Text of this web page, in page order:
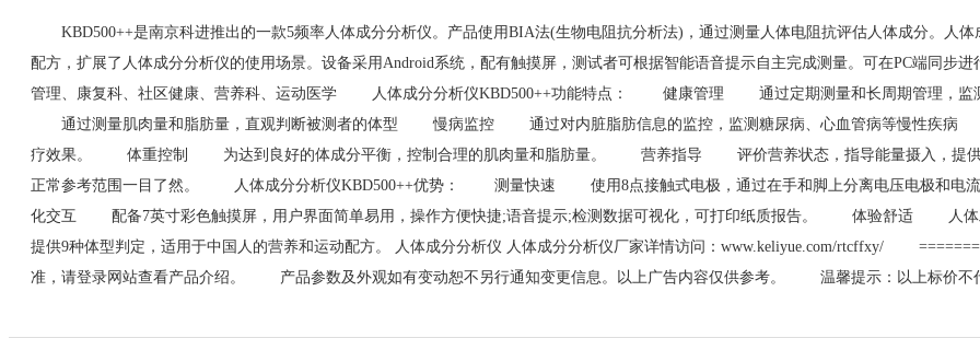
KBD500++是南京科进推出的一款5频率人体成分分析仪。产品使用BIA法(生物电阻抗分析法)，通过测量人体电阻抗评估人体成分。人体
配方，扩展了人体成分分析仪的使用场景。设备采用Android系统，配有触摸屏，测试者可根据智能语音提示自主完成测量。可在PC
管理、康复科、社区健康、营养科、运动医学 人体成分分析仪KBD500++功能特点： 健康管理 通过定期测量和长周期管理，监
通过测量肌肉量和脂肪量，直观判断被测者的体型 慢病监控 通过对内脏脂肪信息的监控，监测糖尿病、心血管病等慢性疾
疗效果。 体重控制 为达到良好的体成分平衡，控制合理的肌肉量和脂肪量。 营养指导 评价营养状态，指导能量摄入，提
正常参考范围一目了然。 人体成分分析仪KBD500++优势： 测量快速 使用8点接触式电极，通过在手和脚上分离电压电极和电
化交互 配备7英寸彩色触摸屏，用户界面简单易用，操作方便快捷;语音提示;检测数据可视化，可打印纸质报告。 体验舒适
提供9种体型判定，适用于中国人的营养和运动配方。 人体成分分析仪 人体成分分析仪厂家详情访问：www.keliyue.com/rtcffxy/
准，请登录网站查看产品介绍。 产品参数及外观如有变动恕不另行通知变更信息。以上广告内容仅供参考。 温馨提示：以上标价